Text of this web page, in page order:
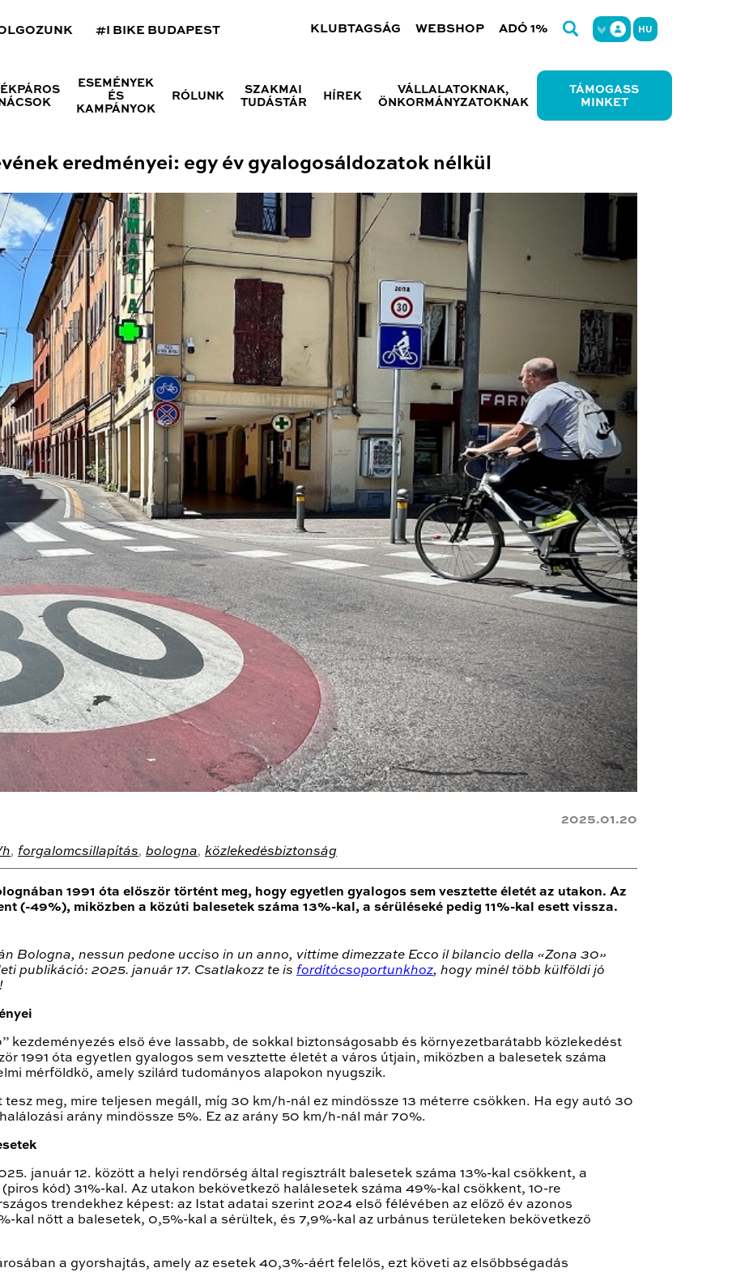
#I BIKE BUDAPEST KLUBTAGSÁG WEBSHOP ADÓ 1% HU
ESEMÉNYEK
ÉS
KAMPÁNYOK
RÓLUNK
SZAKMAI
TUDÁSTÁR
HÍREK
VÁLLALATOKNAK,
ÖNKORMÁNYZATOKNAK
TÁMOGASS
MINKET
eredményei: egy év gyalogosáldozatok nélkül
2025.01.20
, forgalomcsillapítás, bologna, közlekedésbiztonság
1991 óta először történt meg, hogy egyetlen gyalogos sem vesztette életét az utakon. Az
(-49%), miközben a közúti balesetek száma 13%-kal, a sérüléseké pedig 11%-kal esett vissza.
Bologna, nessun pedone ucciso in un anno, vittime dimezzate Ecco il bilancio della «Zona 30»
publikáció: 2025. január 17. Csatlakozz te is fordítócsoportunkhoz, hogy minél több külföldi jó
kezdeményezés első éve lassabb, de sokkal biztonságosabb és környezetbarátabb közlekedést
1991 óta egyetlen gyalogos sem vesztette életét a város útjain, miközben a balesetek száma
mérföldkő, amely szilárd tudományos alapokon nyugszik.
meg, mire teljesen megáll, míg 30 km/h-nál ez mindössze 13 méterre csökken. Ha egy autó 30
arány mindössze 5%. Ez az arány 50 km/h-nál már 70%.
január 12. között a helyi rendőrség által regisztrált balesetek száma 13%-kal csökkent, a
kód) 31%-kal. Az utakon bekövetkező halálesetek száma 49%-kal csökkent, 10-re
trendekhez képest: az Istat adatai szerint 2024 első félévében az előző év azonos
kal nőtt a balesetek, 0,5%-kal a sérültek, és 7,9%-kal az urbánus területeken bekövetkező
a gyorshajtás, amely az esetek 40,3%-áért felelős, ezt követi az elsőbbségadás